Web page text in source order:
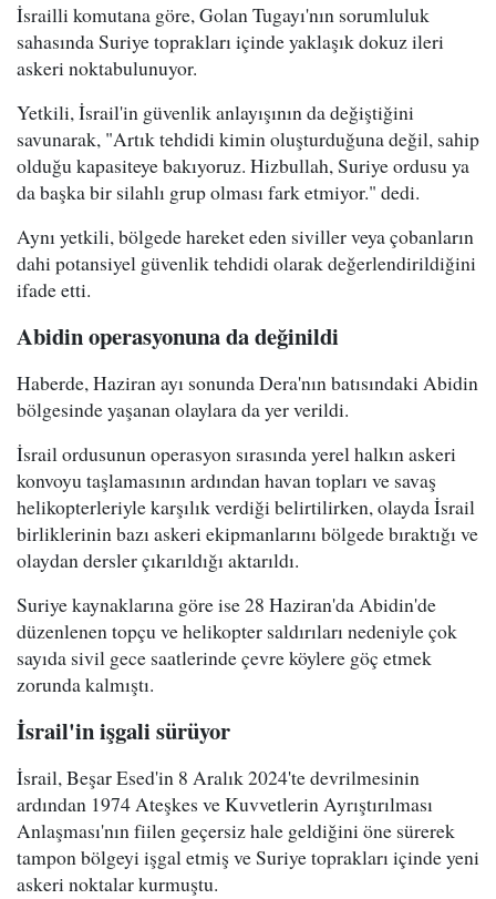
İsrailli komutana göre, Golan Tugayı'nın sorumluluk
sahasında Suriye toprakları içinde yaklaşık dokuz ileri
askeri noktabulunuyor.
Yetkili, İsrail'in güvenlik anlayışının da değiştiğini
savunarak, "Artık tehdidi kimin oluşturduğuna değil, sahip
olduğu kapasiteye bakıyoruz. Hizbullah, Suriye ordusu ya
da başka bir silahlı grup olması fark etmiyor." dedi.
Aynı yetkili, bölgede hareket eden siviller veya çobanların
dahi potansiyel güvenlik tehdidi olarak değerlendirildiğini
ifade etti.
Abidin operasyonuna da değinildi
Haberde, Haziran ayı sonunda Dera'nın batısındaki Abidin
bölgesinde yaşanan olaylara da yer verildi.
İsrail ordusunun operasyon sırasında yerel halkın askeri
konvoyu taşlamasının ardından havan topları ve savaş
helikopterleriyle karşılık verdiği belirtilirken, olayda İsrail
birliklerinin bazı askeri ekipmanlarını bölgede bıraktığı ve
olaydan dersler çıkarıldığı aktarıldı.
Suriye kaynaklarına göre ise 28 Haziran'da Abidin'de
düzenlenen topçu ve helikopter saldırıları nedeniyle çok
sayıda sivil gece saatlerinde çevre köylere göç etmek
zorunda kalmıştı.
İsrail'in işgali sürüyor
İsrail, Beşar Esed'in 8 Aralık 2024'te devrilmesinin
ardından 1974 Ateşkes ve Kuvvetlerin Ayrıştırılması
Anlaşması'nın fiilen geçersiz hale geldiğini öne sürerek
tampon bölgeyi işgal etmiş ve Suriye toprakları içinde yeni
askeri noktalar kurmuştu.